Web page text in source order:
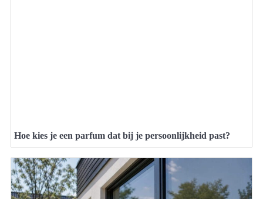
Hoe kies je een parfum dat bij je persoonlijkheid past?